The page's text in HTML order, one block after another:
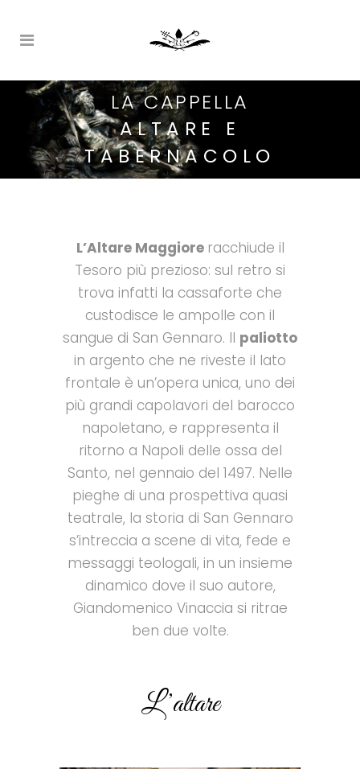
LA CAPPELLA
ALTARE E
TABERNACOLO
L’Altare Maggiore racchiude il
Tesoro più prezioso: sul retro si
trova infatti la cassaforte che
custodisce le ampolle con il
sangue di San Gennaro. Il paliotto
in argento che ne riveste il lato
frontale è un’opera unica, uno dei
più grandi capolavori del barocco
napoletano, e rappresenta il
ritorno a Napoli delle ossa del
Santo, nel gennaio del 1497. Nelle
pieghe di una prospettiva quasi
teatrale, la storia di San Gennaro
s’intreccia a scene di vita, fede e
messaggi teologali, in un insieme
dinamico dove il suo autore,
Giandomenico Vinaccia si ritrae
ben due volte.
L’altare